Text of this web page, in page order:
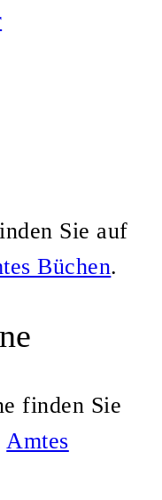
Sie auf
Büchen.
finden Sie
Amtes